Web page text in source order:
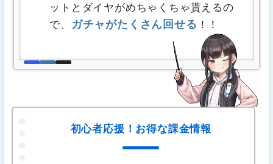
ットとダイヤがめちゃくちゃ貰えるの
で、
ガチャがたくさん回せる ！！
初心者応援！お得な課金情報